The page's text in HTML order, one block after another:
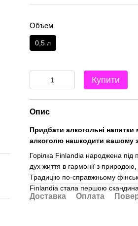
Объем
0,5 л
Купити
Опис
Придбати алкогольні
алкоголю нашкодити вашому
Горілка Finlandia народжена під
дух життя в гармонії з
Традицію по-справжньому
Finlandia стала першою
Доставка Оплата